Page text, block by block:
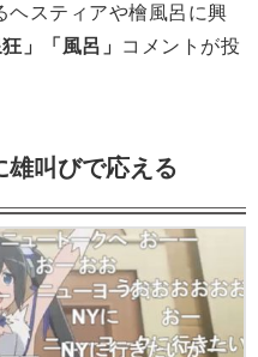
スティアや檜風呂に興
」「風呂」
コメントが投
叫びで応える